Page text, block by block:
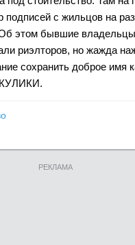
подписей с жильцов на
этом бывшие
риэлторов, но жажда
сохранить доброе имя
РЕКЛАМА